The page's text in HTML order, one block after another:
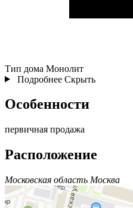
Тип дома Монолит
Подробнее Скрыть
Особенности
первичная продажа
Расположение
Московская область Москва